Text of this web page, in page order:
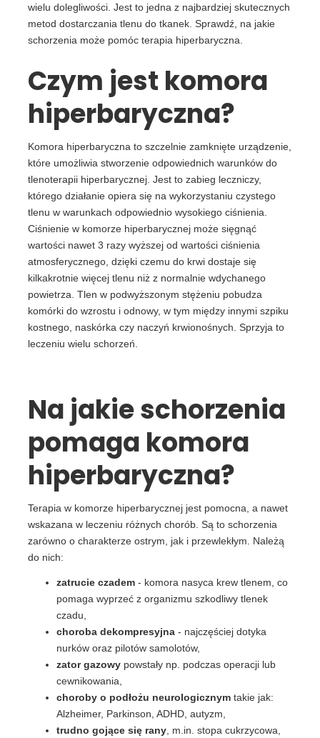
wielu dolegliwości. Jest to jedna z najbardziej skutecznych
metod dostarczania tlenu do tkanek. Sprawdź, na jakie
schorzenia może pomóc terapia hiperbaryczna.
Czym jest komora
hiperbaryczna?
Komora hiperbaryczna to szczelnie zamknięte urządzenie,
które umożliwia stworzenie odpowiednich warunków do
tlenoterapii hiperbarycznej. Jest to zabieg leczniczy,
którego działanie opiera się na wykorzystaniu czystego
tlenu w warunkach odpowiednio wysokiego ciśnienia.
Ciśnienie w komorze hiperbarycznej może sięgnąć
wartości nawet 3 razy wyższej od wartości ciśnienia
atmosferycznego, dzięki czemu do krwi dostaje się
kilkakrotnie więcej tlenu niż z normalnie wdychanego
powietrza. Tlen w podwyższonym stężeniu pobudza
komórki do wzrostu i odnowy, w tym między innymi szpiku
kostnego, naskórka czy naczyń krwionośnych. Sprzyja to
leczeniu wielu schorzeń.
Na jakie schorzenia
pomaga komora
hiperbaryczna?
Terapia w komorze hiperbarycznej jest pomocna, a nawet
wskazana w leczeniu różnych chorób. Są to schorzenia
zarówno o charakterze ostrym, jak i przewlekłym. Należą
do nich:
zatrucie czadem - komora nasyca krew tlenem, co
pomaga wyprzeć z organizmu szkodliwy tlenek
czadu,
choroba dekompresyjna - najczęściej dotyka
nurków oraz pilotów samolotów,
zator gazowy powstały np. podczas operacji lub
cewnikowania,
choroby o podłożu neurologicznym takie jak:
Alzheimer, Parkinson, ADHD, autyzm,
trudno gojące się rany , m.in. stopa cukrzycowa,